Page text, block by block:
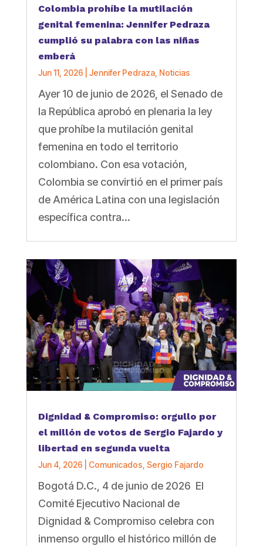
Colombia prohíbe la mutilación
genital femenina: Jennifer Pedraza
cumplió su palabra con las niñas
emberá
Jun 11, 2026 Jennifer Pedraza, Noticias
Ayer 10 de junio de 2026, el Senado de
la República aprobó en plenaria la ley
que prohíbe la mutilación genital
femenina en todo el territorio
colombiano. Con esa votación,
Colombia se convirtió en el primer país
de América Latina con una legislación
específica contra...
Dignidad & Compromiso: orgullo por
el millón de votos de Sergio Fajardo y
libertad en segunda vuelta
Jun 4, 2026 Comunicados Sergio Fajardo
Bogotá D.C., 4 de junio de 2026 El
Comité Ejecutivo Nacional de
Dignidad & Compromiso celebra con
inmenso orgullo el histórico millón de